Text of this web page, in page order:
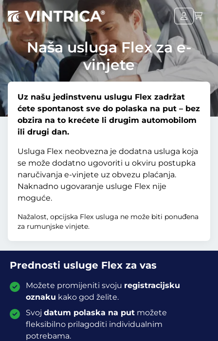
Naša usluga Flex za e-
vinjete
Uz našu jedinstvenu uslugu Flex zadržat
ćete spontanost sve do polaska na put – bez
obzira na to krećete li drugim automobilom
ili drugi dan.
Usluga Flex neobvezna je dodatna usluga koja
se može dodatno ugovoriti u okviru postupka
naručivanja e-vinjete uz obvezu plaćanja.
Naknadno ugovaranje usluge Flex nije
moguće.
Nažalost, opcijska Flex usluga ne može biti ponuđena
za rumunjske vinjete.
Prednosti usluge Flex za vas
Možete promijeniti svoju registracijsku
oznaku kako god želite.
Svoj datum polaska na putmožete
fleksibilno prilagoditi individualnim
potrebama.